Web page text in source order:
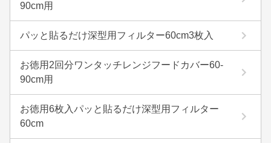
90cm用
パッと貼るだけ深型用フィルター60cm3枚入
お徳用2回分ワンタッチレンジフードカバー60-
90cm用
お徳用6枚入パッと貼るだけ深型用フィルター
60cm